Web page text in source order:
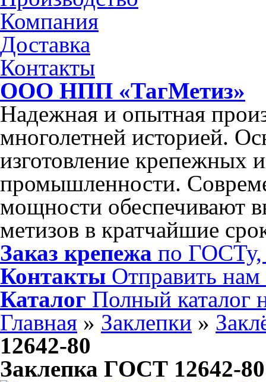
Компания
Доставка
Контакты
ООО НПП «ТагМетиз»
Надежная и опытная
многолетней историей.
изготовление крепежных
промышленности.
мощности обеспечивают
метизов в кратчайшие
Заказ крепежа по ГОСТу,
Контакты Отправить
Каталог Полный каталог
Главная » Заклепки »
12642-80
Заклепка ГОСТ 12642-80